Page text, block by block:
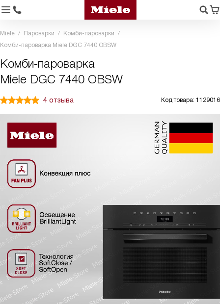
Miele Пароварки
Комби-пароварки
Комби-пароварка Miele DGC 7440 OBSW
Комби-пароварка
Miele DGC 7440 OBSW
4 отзыва Код товара: 1129016